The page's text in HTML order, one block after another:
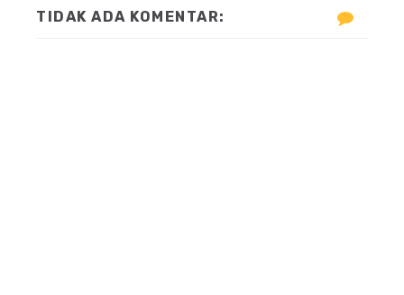
TIDAK ADA KOMENTAR: